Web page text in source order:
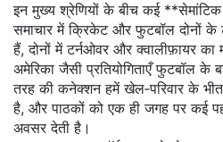
इन मुख्य श्रेणियों के बीच कई
समाचार में क्रिकेट और फुटबॉल दोनों के
हैं, दोनों में टर्नओवर और क्वालीफ़ायर का
अमेरिका जैसी प्रतियोगिताएँ फुटबॉल के
तरह की कनेक्शन हमें खेल‑परिवार के
है, और पाठकों को एक ही जगह पर कई
अवसर देती है।